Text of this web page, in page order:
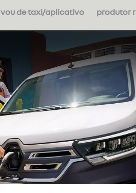
vou de taxi/aplicativo produtor